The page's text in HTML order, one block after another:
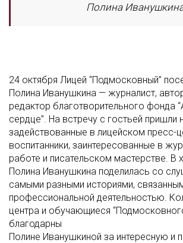
Полина
24 октября Лицей “Подмосковный”
Полина Иванушкина — журналист,
редактор благотворительного фонда
сердце”. На встречу с гостьей пришли
задействованные в лицейском пресс-
воспитанники, заинтересованные в
работе и писательском мастерстве. В
Полина Иванушкина поделилась со
самыми разными историями,
профессиональной деятельностью.
центра и обучающиеся
благодарны
Полине Иванушкиной за интересную и